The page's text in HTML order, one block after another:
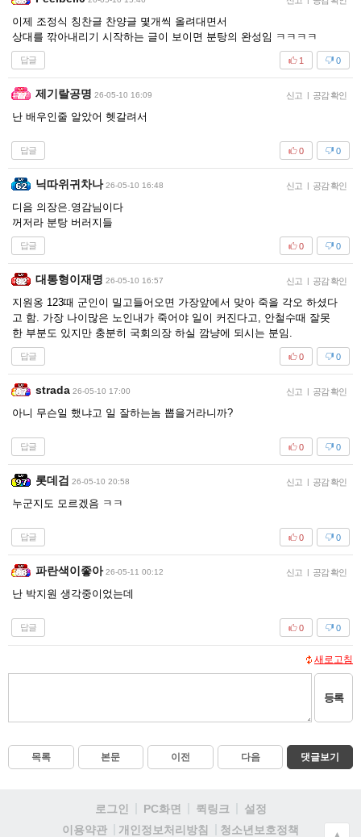
이제 조정식 칭찬글 찬양글 몇개씩 올려대면서
상대를 깎아내리기 시작하는 글이 보이면 분탕의 완성임 ㅋㅋㅋㅋ
답글 0
1
제기랄공명 26-05-10 16:09 신고 | 공감 확인
난 배우인줄 알았어 헷갈려서
답글 0
0
닉따위귀차나 26-05-10 16:48 신고 | 공감 확인
디음 의장은.영감님이다
꺼저라 분탕 버러지들
답글 0
0
대통형이재명 26-05-10 16:57 신고 | 공감 확인
지원옹 123때 군인이 밀고들어오면 가장앞에서 맞아 죽을 각오 하셨다
고 함. 가장 나이많은 노인내가 죽어야 일이 커진다고, 안철수때 잘못
한 부분도 있지만 충분히 국회의장 하실 깜냥에 되시는 분임.
답글 0
0
strada 26-05-10 17:00 신고 | 공감 확인
아니 무슨일 했냐고 일 잘하는놈 뽑을거라니까?
답글 0
0
롯데검 26-05-10 20:58 신고 | 공감 확인
누군지도 모르겠음 ㅋㅋ
답글 0
0
파란색이좋아 26-05-11 00:12 신고 | 공감 확인
난 박지원 생각중이었는데
답글 0
0
새로고침
등록
목록 본문 이전 다음 댓글보기
로그인 PC화면 퀵링크
설정
이용약관
개인정보처리방침 청소년보호정책